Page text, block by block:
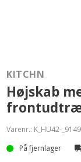
KITCHN
Højskab
Varenr.: K_HU42-_9149
På fjernlager